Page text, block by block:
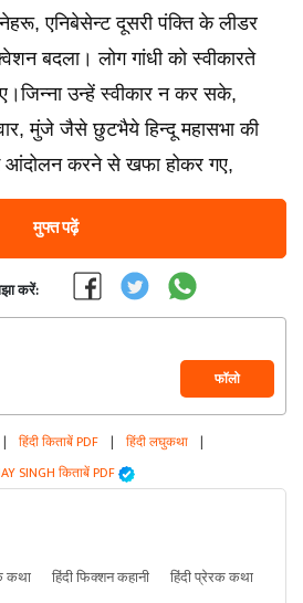
एनिबेसेन्ट दूसरी पंक्ति के लीडर
बदला। लोग गांधी को स्वीकारते
उन्हें स्वीकार न कर सके,
मुंजे जैसे छुटभैये हिन्दू महासभा की
करने से खफा होकर गए,
मुफ्त पढ़ें
करें:
फॉलो
| हिंदी किताबें PDF | हिंदी लघुकथा |
SINGH किताबें PDF
कथा हिंदी फिक्शन कहानी हिंदी प्रेरक कथा